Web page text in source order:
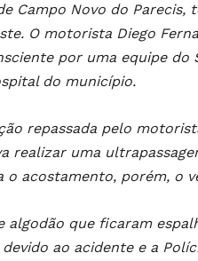
Campo Novo do
O motorista Diego
por uma equipe do
do município.
repassada pelo
realizar uma
acostamento, porém, o
que ficaram
ao acidente e a